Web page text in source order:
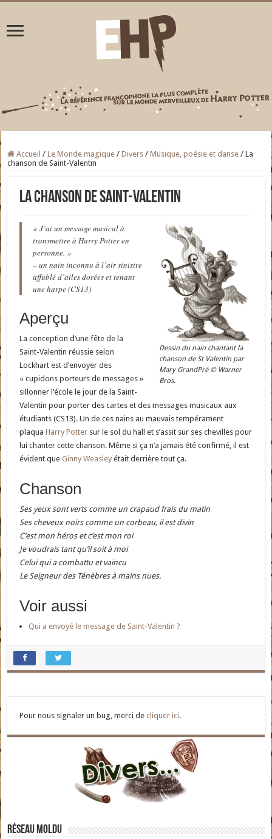
Accueil / Le Monde magique / Divers / Musique, poésie et danse / La
chanson de Saint-Valentin
La chanson de Saint-Valentin
Dessin du nain chantant la
chanson de St Valentin par
Mary GrandPré © Warner
Bros.
« J’ai un message musical à
transmettre à Harry Potter en
personne. »
– un nain inconnu à l’air sinistre
affublé d’ailes dorées et tenant
une harpe (CS13)
Aperçu
La conception d’une fête de la
Saint-Valentin réussie selon
Lockhart est d’envoyer des
« cupidons porteurs de messages »
sillonner l’école le jour de la Saint-
Valentin pour porter des cartes et des messages musicaux aux
étudiants (CS13). Un de ces nains au mauvais tempérament
plaquaHarry Potter sur le sol du hall et s’assit sur ses chevilles pour
lui chanter cette chanson. Même si ça n’a jamais été confirmé, il est
évident queGinny Weasley était derrière tout ça.
Chanson
Ses yeux sont verts comme un crapaud frais du matin
Ses cheveux noirs comme un corbeau, il est divin
C’est mon héros et c’est mon roi
Je voudrais tant qu’il soit à moi
Celui qui a combattu et vaincu
Le Seigneur des Ténèbres à mains nues.
Voir aussi
Qui a envoyé le message de Saint-Valentin ?
Pour nous signaler un bug, merci decliquer ici.
Réseau moldu